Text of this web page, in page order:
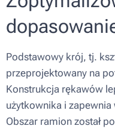
Podstawowy krój, tj.
przeprojektowany na
Konstrukcja rękawów
użytkownika i
Obszar ramion został